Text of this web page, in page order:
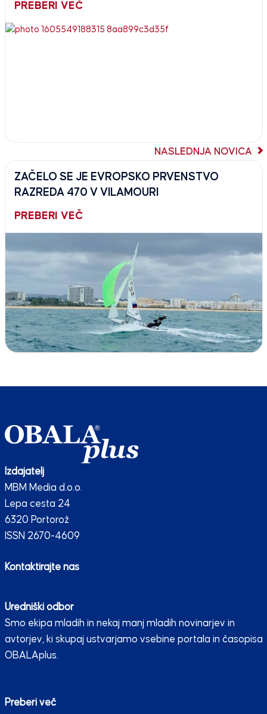
PREBERI VEČ
NASLEDNJA NOVICA
ZAČELO SE JE EVROPSKO PRVENSTVO
RAZREDA 470 V VILAMOURI
PREBERI VEČ
Izdajatelj
MBM Media d.o.o.
Lepa cesta 24
6320 Portorož
ISSN 2670-4609
Kontaktirajte nas
Uredniški odbor
Smo ekipa mladih in nekaj manj mladih novinarjev in
avtorjev, ki skupaj ustvarjamo vsebine portala in časopisa
OBALAplus.
Preberi več